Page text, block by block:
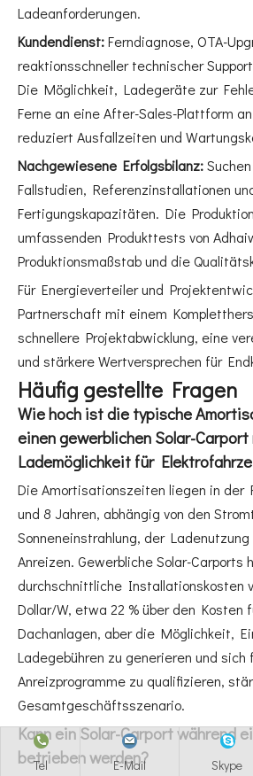
Ladeanforderungen.
Kundendienst:Ferndiagnose, OTA-
reaktionsschneller technischer
Die Möglichkeit, Ladegeräte zur
Ferne an eine After-Sales-Plattform
reduziert Ausfallzeiten und
Nachgewiesene Erfolgsbilanz:
Fallstudien, Referenzinstallationen
Fertigungskapazitäten. Die
umfassenden Produkttests von
Produktionsmaßstab und die
Für Energieverteiler und
Partnerschaft mit einem
schnellere Projektabwicklung, eine
und stärkere Wertversprechen für
Häufig gestellte Fragen
Wie hoch ist die typische
einen gewerblichen Solar-
Lademöglichkeit für
Die Amortisationszeiten liegen in der
und 8 Jahren, abhängig von den
Sonneneinstrahlung, der
Anreizen. Gewerbliche Solar-Carports
durchschnittliche Installationskosten
Dollar/W, etwa 22 % über den Kosten
Dachanlagen, aber die Möglichkeit,
Ladegebühren zu generieren und sich
Anreizprogramme zu qualifizieren,
Gesamtgeschäftsszenario.
Kann ein Solar-Carport während
betrieben werden?
Tel E-Mail Skype